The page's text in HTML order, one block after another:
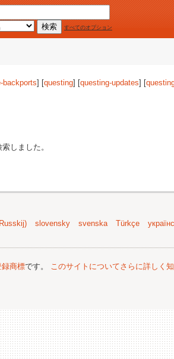
すべてのオプション
backports] [questing] [questing-updates] [
しました。
slovensky svenska Türkçe
録商標です。 このサイトについてさらに詳しく